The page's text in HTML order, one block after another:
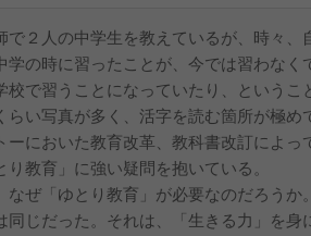
で２人の中学生を教えているが、時々、
学の時に習ったことが、今では習わな
校で習うことになっていたり、という
らい写真が多く、活字を読む箇所が極
ーにおいた教育改革、教科書改訂によ
り教育」に強い疑問を抱いている。
ぜ「ゆとり教育」が必要なのだろうか
同じだった。それは、「生きる力」を